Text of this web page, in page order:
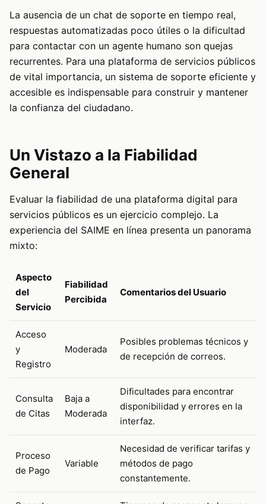
La ausencia de un chat de soporte en tiempo real,
respuestas automatizadas poco útiles o la dificultad
para contactar con un agente humano son quejas
recurrentes. Para una plataforma de servicios públicos
de vital importancia, un sistema de soporte eficiente y
accesible es indispensable para construir y mantener
la confianza del ciudadano.
Un Vistazo a la Fiabilidad
General
Evaluar la fiabilidad de una plataforma digital para
servicios públicos es un ejercicio complejo. La
experiencia del SAIME en línea presenta un panorama
mixto:
Aspecto
del
Servicio
Fiabilidad
Percibida
Comentarios del Usuario
Acceso
y
Registro
Moderada
Posibles problemas técnicos y
de recepción de correos.
Consulta
de Citas
Baja a
Moderada
Dificultades para encontrar
disponibilidad y errores en la
interfaz.
Proceso
de Pago
Variable
Necesidad de verificar tarifas y
métodos de pago
constantemente.